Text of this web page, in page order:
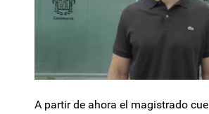
A partir de ahora el magistrado